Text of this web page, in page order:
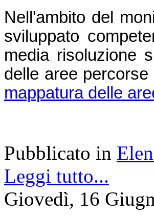
Nell'ambito del
sviluppato
media risoluzione
delle aree
mappatura delle
Pubblicato in
Leggi tutto...
Giovedì, 16